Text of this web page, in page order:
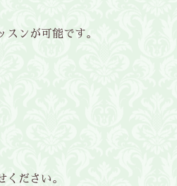
ンが可能です。
ください。